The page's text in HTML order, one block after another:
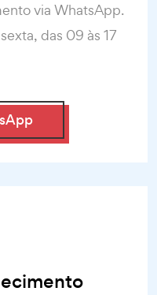
via WhatsApp.
das 09 às 17